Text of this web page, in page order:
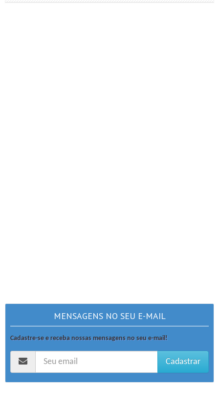
MENSAGENS NO SEU E-MAIL
Cadastre-se e receba nossas mensagens no seu e-mail!
Cadastrar